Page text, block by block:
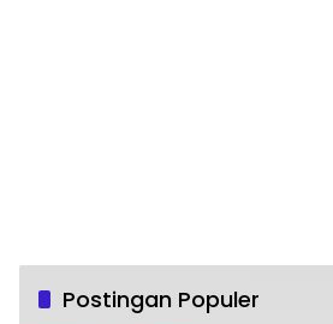
Postingan Populer